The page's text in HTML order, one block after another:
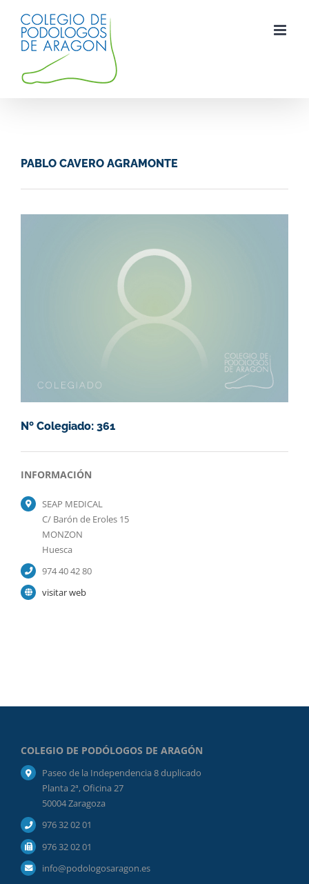
contenido
PABLO CAVERO AGRAMONTE
Nº Colegiado: 361
INFORMACIÓN
SEAP MEDICAL
C/ Barón de Eroles 15
MONZON
Huesca
974 40 42 80
visitar web
COLEGIO DE PODÓLOGOS DE ARAGÓN
Paseo de la Independencia 8 duplicado
Planta 2ª, Oficina 27
50004 Zaragoza
976 32 02 01
976 32 02 01
info@podologosaragon.es